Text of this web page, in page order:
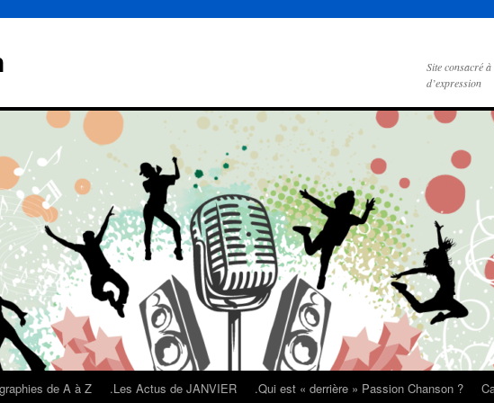
Site consacré
d’expression
de A à Z .Les Actus de JANVIER .Qui est « derrière » Passion Chanson ?